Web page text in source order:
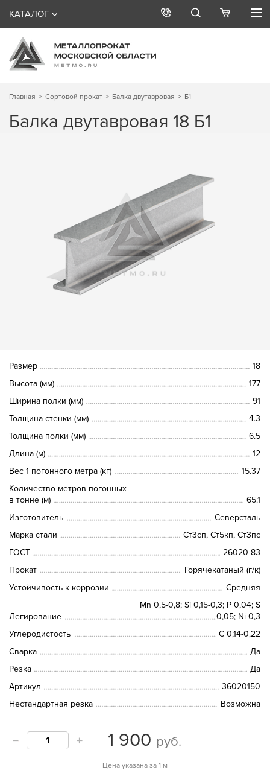
КАТАЛОГ
Главная Сортовой прокат Балка двутавровая Б1
Балка двутавровая 18 Б1
Размер
18
Высота (мм)
177
Ширина полки (мм)
91
Толщина стенки (мм)
4.3
Толщина полки (мм)
6.5
Длина (м)
12
Вес 1 погонного метра (кг)
15.37
Количество метров погонных
в тонне (м)
65.1
Изготовитель
Северсталь
Марка стали
Ст3сп, Ст5кп, Ст3пс
ГОСТ
26020-83
Прокат
Горячекатаный (г/к)
Устойчивость к коррозии
Средняя
Легирование
Mn 0,5-0,8; Si 0,15-0,3; P 0,04; S
0,05; Ni 0,3
Углеродистость
С 0,14-0,22
Сварка
Да
Резка
Да
Артикул
36020150
Нестандартная резка
Возможна
1 900 руб.
Цена указана за 1 м